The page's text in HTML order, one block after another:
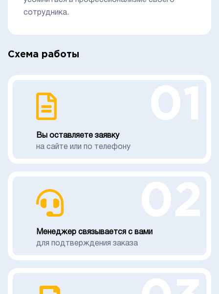
сотрудника.
Схема работы
Вы оставляете заявку
на сайте или по телефону
Менеджер связывается с вами
для подтверждения заказа